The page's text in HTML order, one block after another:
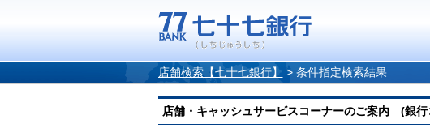
店舗検索【七十七銀行】 > 条件指定検索結果
店舗・キャッシュサービスコーナーのご案内 (銀行